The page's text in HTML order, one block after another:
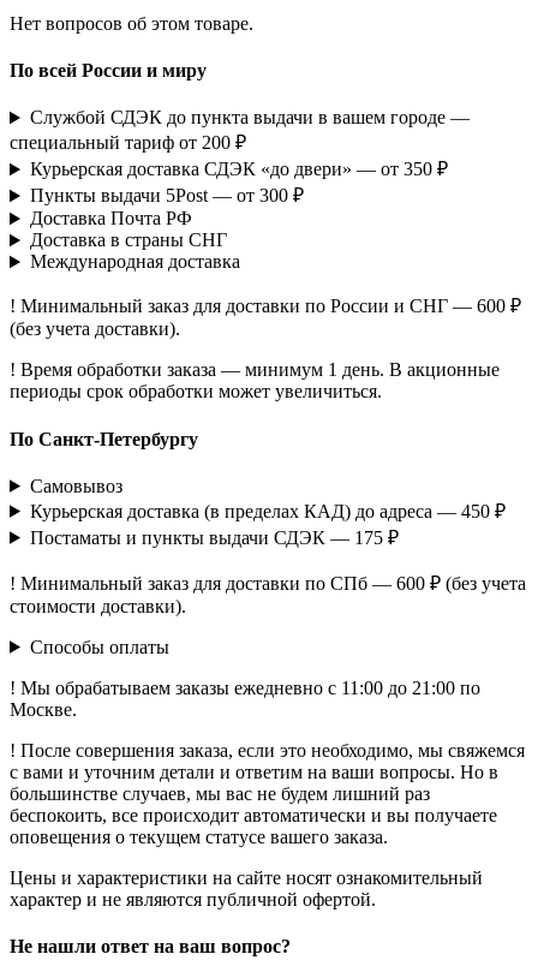
Нет вопросов об этом товаре.
По всей России и миру
Службой СДЭК до пункта выдачи в вашем городе —
специальный тариф от 200 ₽
Курьерская доставка СДЭК «до двери» — от 350 ₽
Пункты выдачи 5Post — от 300 ₽
Доставка Почта РФ
Доставка в страны СНГ
Международная доставка
! Минимальный заказ для доставки по России и СНГ — 600 ₽
(без учета доставки).
! Время обработки заказа — минимум 1 день. В акционные
периоды срок обработки может увеличиться.
По Санкт-Петербургу
Самовывоз
Курьерская доставка (в пределах КАД) до адреса — 450 ₽
Постаматы и пункты выдачи СДЭК — 175 ₽
! Минимальный заказ для доставки по СПб — 600 ₽ (без учета
стоимости доставки).
Способы оплаты
! Мы обрабатываем заказы ежедневно с 11:00 до 21:00 по
Москве.
! После совершения заказа, если это необходимо, мы свяжемся
с вами и уточним детали и ответим на ваши вопросы. Но в
большинстве случаев, мы вас не будем лишний раз
беспокоить, все происходит автоматически и вы получаете
оповещения о текущем статусе вашего заказа.
Цены и характеристики на сайте носят ознакомительный
характер и не являются публичной офертой.
Не нашли ответ на ваш вопрос?